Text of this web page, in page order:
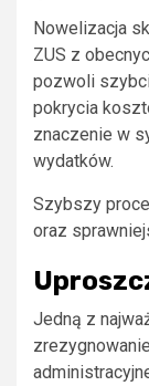
Nowelizacja
ZUS z
pozwoli
pokrycia
znaczenie w
wydatków.
Szybszy
oraz
Jedną z